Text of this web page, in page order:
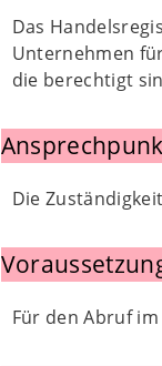
Das
Unternehmen
die berechtigt
Die
Für den Abruf